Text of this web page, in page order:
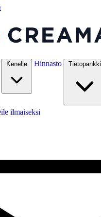
Kenelle Hinnasto Tietopankki
ilmaiseksi